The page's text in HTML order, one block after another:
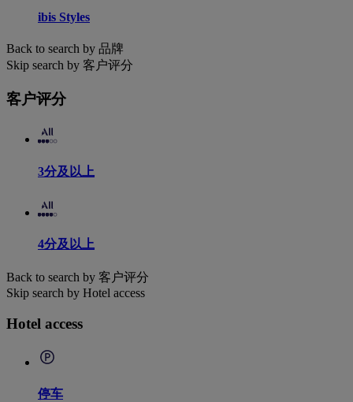
ibis Styles
Back to search by 品牌
Skip search by 客户评分
客户评分
3分及以上
4分及以上
Back to search by 客户评分
Skip search by Hotel access
Hotel access
停车